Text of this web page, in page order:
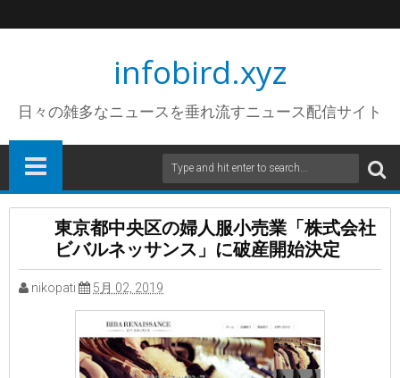
infobird.xyz
日々の雑多なニュースを垂れ流すニュース配信サイト
東京都中央区の婦人服小売業「株式会社
ビバルネッサンス」に破産開始決定
nikopati 5月 02, 2019